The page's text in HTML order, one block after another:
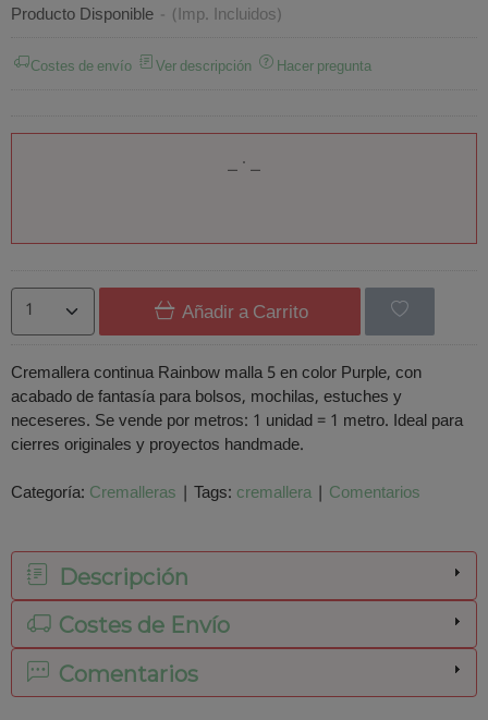
Producto Disponible - (Imp. Incluidos)
Costes de envío Ver descripción Hacer pregunta
Añadir a Carrito
Cremallera continua Rainbow malla 5 en color Purple, con
acabado de fantasía para bolsos, mochilas, estuches y
neceseres. Se vende por metros: 1 unidad = 1 metro. Ideal para
cierres originales y proyectos handmade.
Categoría: Cremalleras | Tags: cremallera | Comentarios
Descripción
Costes de Envío
Comentarios